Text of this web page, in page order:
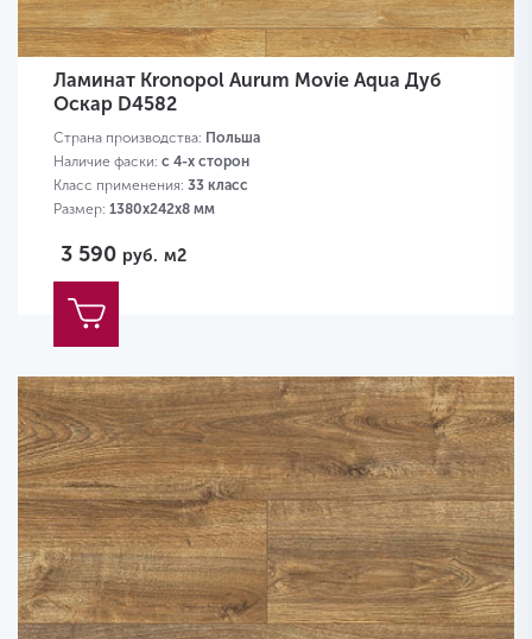
Ламинат Kronopol Aurum Movie Aqua Дуб
Оскар D4582
Страна производства: Польша
Наличие фаски: с 4-х сторон
Класс применения: 33 класс
Размер: 1380х242х8 мм
3 590 руб. м2